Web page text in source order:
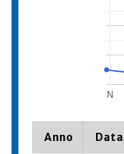
N
Anno Data